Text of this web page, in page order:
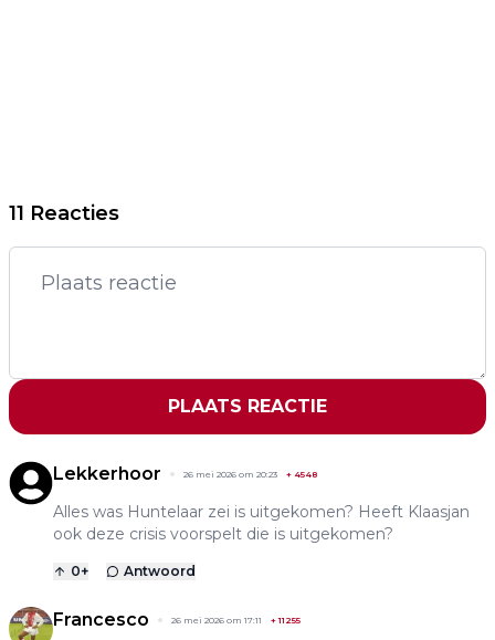
11 Reacties
PLAATS REACTIE
Lekkerhoor 26 mei 2026 om 20:23 + 4548
Alles was Huntelaar zei is uitgekomen? Heeft Klaasjan
ook deze crisis voorspelt die is uitgekomen?
0+ Antwoord
Francesco 26 mei 2026 om 17:11 +11255